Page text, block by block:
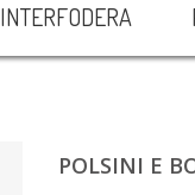
INTERFODERA
POLSINI E